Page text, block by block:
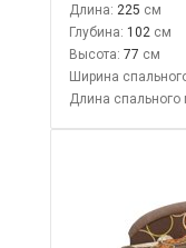
Длина: 225
Глубина: 102
Высота: 77
Ширина
Длина спального